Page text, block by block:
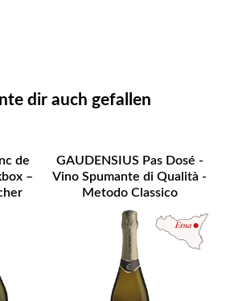
dir auch gefallen
de
–
GAUDENSIUS Pas Dosé -
Vino Spumante di Qualità -
Metodo Classico